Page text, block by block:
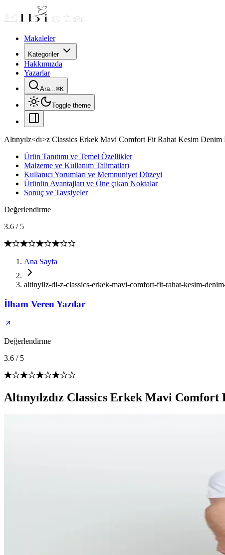
Makaleler
Kategoriler
Hakkımızda
Yazarlar
Ara...⌘K
Toggle theme
Altınyılz<dı>z Classics Erkek Mavi Comfort Fit Rahat Kesim Denim
Ürün Tanıtımı ve Temel Özellikler
Malzeme ve Kullanım Talimatları
Kullanıcı Yorumları ve Memnuniyet Düzeyi
Ürünün Avantajları ve Öne çıkan Noktalar
Sonuç ve Tavsiyeler
Değerlendirme
3.6 / 5
Ana Sayfa
altinyilz-di-z-classics-erkek-mavi-comfort-fit-rahat-kesim-
İlham Veren Yazılar
Değerlendirme
3.6 / 5
Altınyılzdız Classics Erkek Mavi